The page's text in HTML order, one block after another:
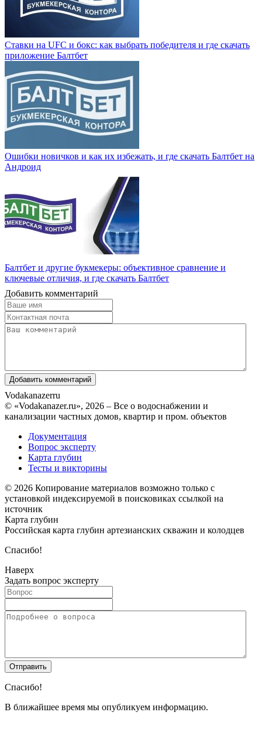
Ставки на UFC и бокс: как выбрать победителя и где скачать
приложение Балтбет
Ошибки новичков и как их избежать, и где скачать Балтбет на
Андроид
Балтбет и другие букмекеры: объективное сравнение и
ключевые отличия, и где скачать Балтбет
Добавить комментарий
Vodakanazerru
© «Vodakanazer.ru», 2026 – Все о водоснабжении и
канализации частных домов, квартир и пром. объектов
Документация
Вопрос эксперту
Карта глубин
Тесты и викторины
© 2026 Копирование материалов возможно только с
установкой индексируемой в поисковиках ссылкой на
источник
Карта глубин
Российская карта глубин артезианских скважин и колодцев
Спасибо!
Наверх
Задать вопрос эксперту
Спасибо!
В ближайшее время мы опубликуем информацию.